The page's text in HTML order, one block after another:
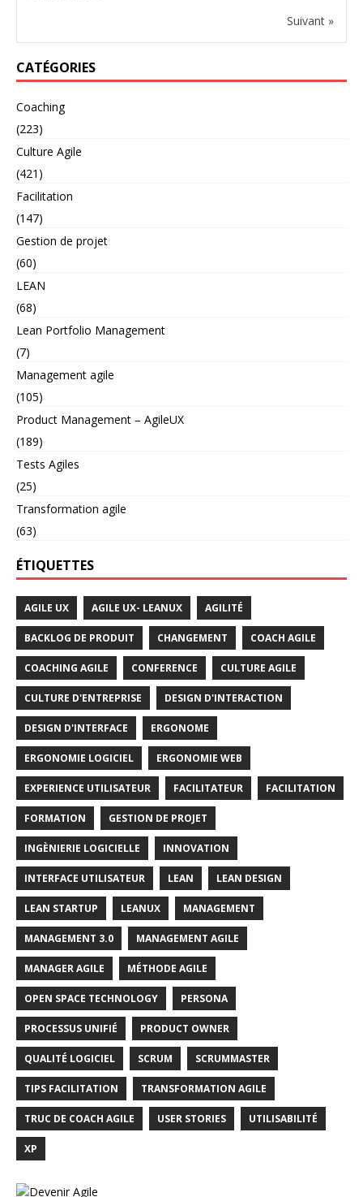
Suivant »
CATÉGORIES
Coaching
(223)
Culture Agile
(421)
Facilitation
(147)
Gestion de projet
(60)
LEAN
(68)
Lean Portfolio Management
(7)
Management agile
(105)
Product Management – AgileUX
(189)
Tests Agiles
(25)
Transformation agile
(63)
ÉTIQUETTES
AGILE UX AGILE UX- LEANUX AGILITÉ
BACKLOG DE PRODUIT CHANGEMENT COACH AGILE
COACHING AGILE CONFERENCE CULTURE AGILE
CULTURE D'ENTREPRISE DESIGN D'INTERACTION
DESIGN D'INTERFACE ERGONOME
ERGONOMIE LOGICIEL ERGONOMIE WEB
EXPERIENCE UTILISATEUR FACILITATEUR FACILITATION
FORMATION GESTION DE PROJET
INGÈNIERIE LOGICIELLE INNOVATION
INTERFACE UTILISATEUR LEAN LEAN DESIGN
LEAN STARTUP LEANUX MANAGEMENT
MANAGEMENT 3.0 MANAGEMENT AGILE
MANAGER AGILE MÉTHODE AGILE
OPEN SPACE TECHNOLOGY PERSONA
PROCESSUS UNIFIÉ PRODUCT OWNER
QUALITÉ LOGICIEL SCRUM SCRUMMASTER
TIPS FACILITATION TRANSFORMATION AGILE
TRUC DE COACH AGILE USER STORIES UTILISABILITÉ
XP